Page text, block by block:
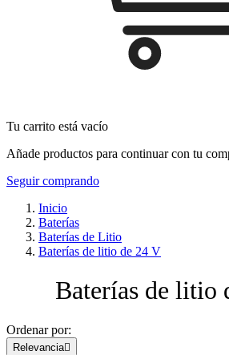
Tu carrito está vacío
Añade productos para continuar con tu
Seguir comprando
Inicio
Baterías
Baterías de Litio
Baterías de litio de 24 V
Baterías de litio
Ordenar por:
Relevancia